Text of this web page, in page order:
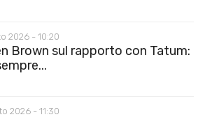
2026 - 10:20
Brown sul rapporto con Tatum:
2026 - 11:30